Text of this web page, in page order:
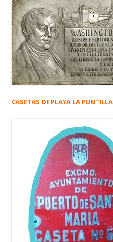
CASETAS DE PLAYA LA PUNTILLA